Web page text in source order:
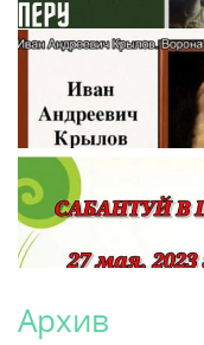
Архив